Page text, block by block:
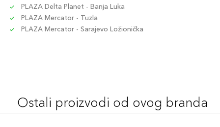
PLAZA Delta Planet - Banja Luka
PLAZA Mercator - Tuzla
PLAZA Mercator - Sarajevo Ložionička
Ostali proizvodi od ovog branda